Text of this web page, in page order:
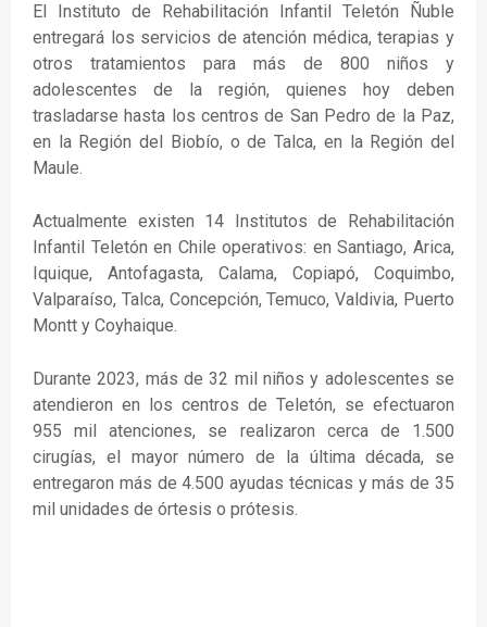
El Instituto de Rehabilitación Infantil Teletón Ñuble
entregará los servicios de atención médica, terapias y
otros tratamientos para más de 800 niños y
adolescentes de la región, quienes hoy deben
trasladarse hasta los centros de San Pedro de la Paz,
en la Región del Biobío, o de Talca, en la Región del
Maule.
Actualmente existen 14 Institutos de Rehabilitación
Infantil Teletón en Chile operativos: en Santiago, Arica,
Iquique, Antofagasta, Calama, Copiapó, Coquimbo,
Valparaíso, Talca, Concepción, Temuco, Valdivia, Puerto
Montt y Coyhaique.
Durante 2023, más de 32 mil niños y adolescentes se
atendieron en los centros de Teletón, se efectuaron
955 mil atenciones, se realizaron cerca de 1.500
cirugías, el mayor número de la última década, se
entregaron más de 4.500 ayudas técnicas y más de 35
mil unidades de órtesis o prótesis.